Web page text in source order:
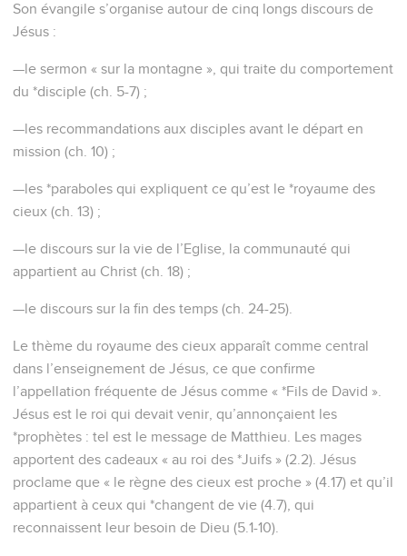
Son évangile s’organise autour de cinq longs discours de
Jésus :
—le sermon « sur la montagne », qui traite du comportement
du *disciple (ch. 5-7) ;
—les recommandations aux disciples avant le départ en
mission (ch. 10) ;
—les *paraboles qui expliquent ce qu’est le *royaume des
cieux (ch. 13) ;
—le discours sur la vie de l’Eglise, la communauté qui
appartient au Christ (ch. 18) ;
—le discours sur la fin des temps (ch. 24-25).
Le thème du royaume des cieux apparaît comme central
dans l’enseignement de Jésus, ce que confirme
l’appellation fréquente de Jésus comme « *Fils de David ».
Jésus est le roi qui devait venir, qu’annonçaient les
*prophètes : tel est le message de Matthieu. Les mages
apportent des cadeaux « au roi des *Juifs » (2.2). Jésus
proclame que « le règne des cieux est proche » (4.17) et qu’il
appartient à ceux qui *changent de vie (4.7), qui
reconnaissent leur besoin de Dieu (5.1-10).